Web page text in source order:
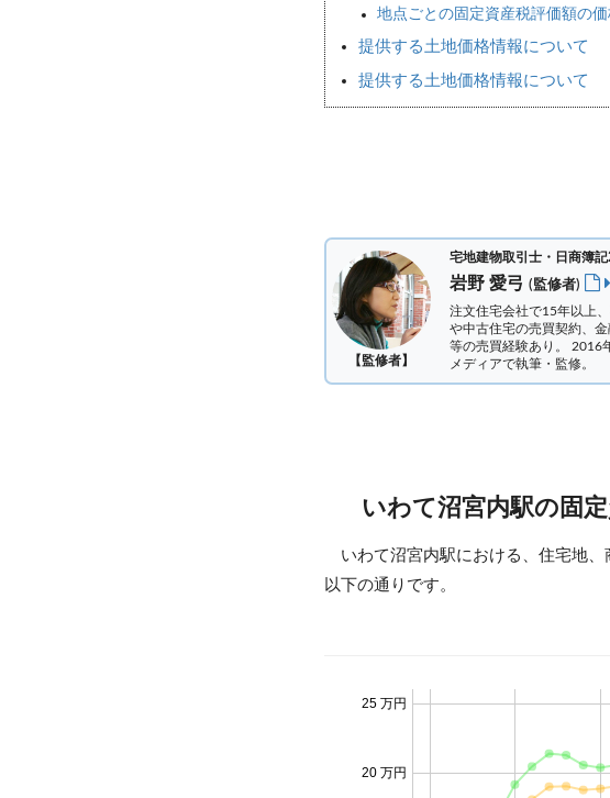
地点ごとの固定資産税評価額の
提供する土地価格情報について
提供する土地価格情報について
【監修者】
宅地建物取引士・日商簿記
岩野 愛弓(監修者)
注文住宅会社で15年以上
や中古住宅の売買契約、
等の売買経験あり。 2016
メディアで執筆・監修。
いわて沼宮内駅の固
いわて沼宮内駅における、住宅地
以下の通りです。
20 万円
25 万円